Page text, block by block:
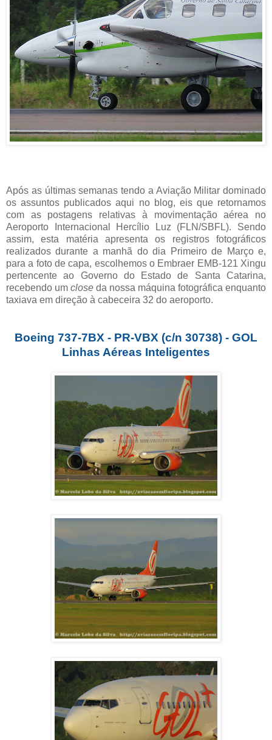
Após as últimas semanas tendo a Aviação Militar dominado
os assuntos publicados aqui no blog, eis que retornamos
com as postagens relativas à movimentação aérea no
Aeroporto Internacional Hercílio Luz (FLN/SBFL). Sendo
assim, esta matéria apresenta os registros fotográficos
realizados durante a manhã do dia Primeiro de Março e,
para a foto de capa, escolhemos o Embraer EMB-121 Xingu
pertencente ao Governo do Estado de Santa Catarina,
recebendo um close da nossa máquina fotográfica enquanto
taxiava em direção à cabeceira 32 do aeroporto.
Boeing 737-7BX - PR-VBX (c/n 30738) - GOL
Linhas Aéreas Inteligentes